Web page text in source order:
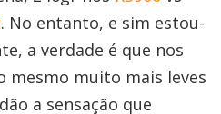
. No entanto, e sim estou-
a verdade é que nos
mesmo muito mais leves
a sensação que